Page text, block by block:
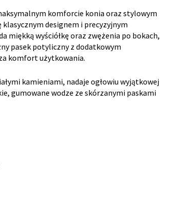
komforcie konia oraz stylowym
designem i precyzyjnym
miękką wyściółkę oraz zwężenia po bokach,
pasek potyliczny z dodatkowym
komfort użytkowania.
kamieniami, nadaje ogłowiu wyjątkowej
gumowane wodze ze skórzanymi paskami